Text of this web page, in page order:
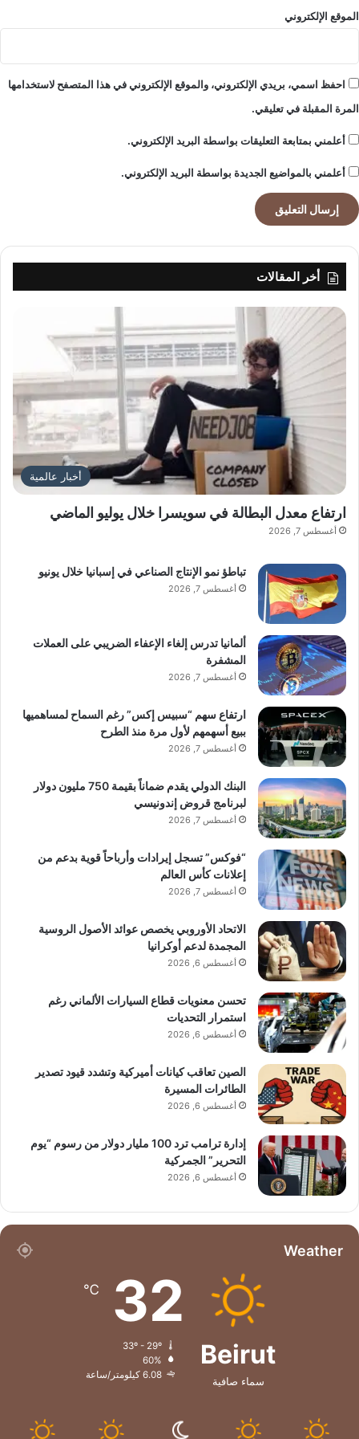
الموقع الإلكتروني
احفظ اسمي، بريدي الإلكتروني، والموقع الإلكتروني في هذا المتصفح لاستخدامها
المرة المقبلة في تعليقي.
أعلمني بمتابعة التعليقات بواسطة البريد الإلكتروني.
أعلمني بالمواضيع الجديدة بواسطة البريد الإلكتروني.
أخر المقالات
أخبار عالمية
ارتفاع معدل البطالة في سويسرا خلال يوليو الماضي
أغسطس 7, 2026
تباطؤ نمو الإنتاج الصناعي في إسبانيا خلال يونيو
أغسطس 7, 2026
ألمانيا تدرس إلغاء الإعفاء الضريبي على العملات
المشفرة
أغسطس 7, 2026
ارتفاع سهم “سبيس إكس” رغم السماح لمساهميها
ببيع أسهمهم لأول مرة منذ الطرح
أغسطس 7, 2026
البنك الدولي يقدم ضماناً بقيمة 750 مليون دولار
لبرنامج قروض إندونيسي
أغسطس 7, 2026
“فوكس” تسجل إيرادات وأرباحاً قوية بدعم من
إعلانات كأس العالم
أغسطس 7, 2026
الاتحاد الأوروبي يخصص عوائد الأصول الروسية
المجمدة لدعم أوكرانيا
أغسطس 6, 2026
تحسن معنويات قطاع السيارات الألماني رغم
استمرار التحديات
أغسطس 6, 2026
الصين تعاقب كيانات أميركية وتشدد قيود تصدير
الطائرات المسيرة
أغسطس 6, 2026
إدارة ترامب ترد 100 مليار دولار من رسوم “يوم
التحرير” الجمركية
أغسطس 6, 2026
Weather
Beirut
سماء صافية
32
℃
60%
6.08 كيلومتر/ساعة